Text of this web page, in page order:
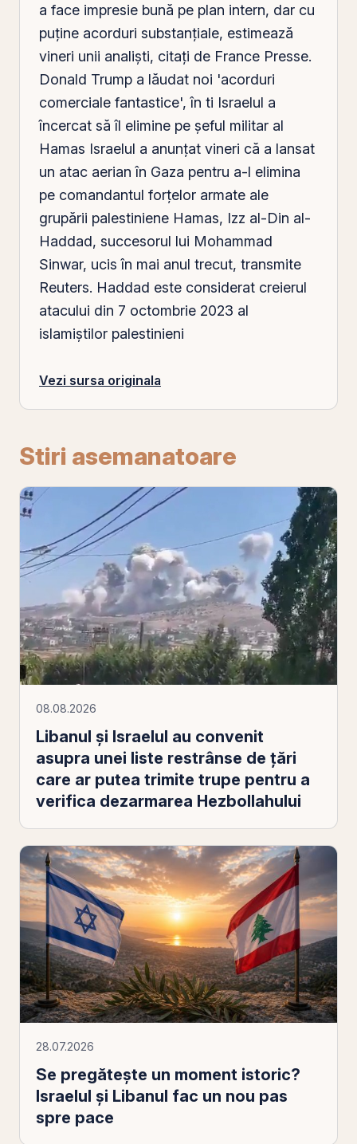
a face impresie bună pe plan intern, dar cu
puține acorduri substanțiale, estimează
vineri unii analiști, citați de France Presse.
Donald Trump a lăudat noi 'acorduri
comerciale fantastice', în ti Israelul a
încercat să îl elimine pe șeful militar al
Hamas Israelul a anunțat vineri că a lansat
un atac aerian în Gaza pentru a-l elimina
pe comandantul forțelor armate ale
grupării palestiniene Hamas, Izz al-Din al-
Haddad, succesorul lui Mohammad
Sinwar, ucis în mai anul trecut, transmite
Reuters. Haddad este considerat creierul
atacului din 7 octombrie 2023 al
islamiștilor palestinieni
Vezi sursa originala
Stiri asemanatoare
08.08.2026
Libanul şi Israelul au convenit
asupra unei liste restrânse de ţări
care ar putea trimite trupe pentru a
verifica dezarmarea Hezbollahului
28.07.2026
Se pregătește un moment istoric?
Israelul și Libanul fac un nou pas
spre pace